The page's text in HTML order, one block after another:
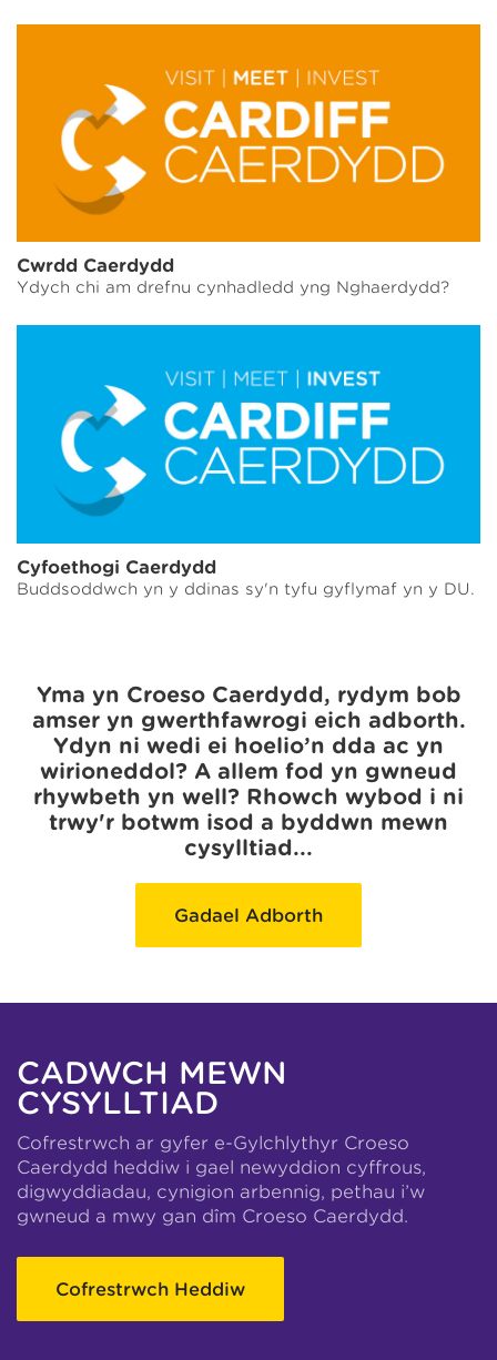
Cwrdd Caerdydd
Ydych chi am drefnu cynhadledd yng Nghaerdydd?
Cyfoethogi Caerdydd
Buddsoddwch yn y ddinas sy'n tyfu gyflymaf yn y DU.
Yma yn Croeso Caerdydd, rydym bob
amser yn gwerthfawrogi eich adborth.
Ydyn ni wedi ei hoelio’n dda ac yn
wirioneddol? A allem fod yn gwneud
rhywbeth yn well? Rhowch wybod i ni
trwy'r botwm isod a byddwn mewn
cysylltiad...
Gadael Adborth
CADWCH MEWN
CYSYLLTIAD
Cofrestrwch ar gyfer e-Gylchlythyr Croeso
Caerdydd heddiw i gael newyddion cyffrous,
digwyddiadau, cynigion arbennig, pethau i’w
gwneud a mwy gan dîm Croeso Caerdydd.
Cofrestrwch Heddiw